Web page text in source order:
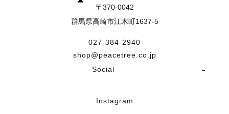
〒370-0042
群馬県高崎市江木町1637-5
027-384-2940
shop@peacetree.co.jp
Social
Instagram